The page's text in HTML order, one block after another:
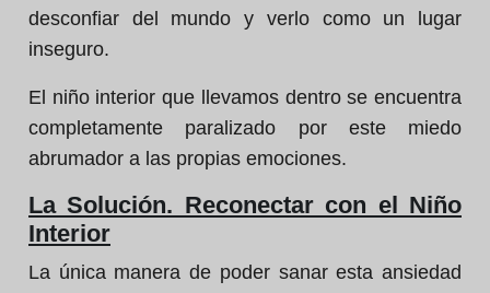
desconfiar del mundo y verlo como un lugar
inseguro.
El niño interior que llevamos dentro se encuentra
completamente paralizado por este miedo
abrumador a las propias emociones.
La Solución. Reconectar con el Niño
Interior
La única manera de poder sanar esta ansiedad